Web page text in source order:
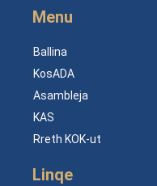
Menu
Ballina
KosADA
Asambleja
KAS
Rreth KOK-ut
Linqe